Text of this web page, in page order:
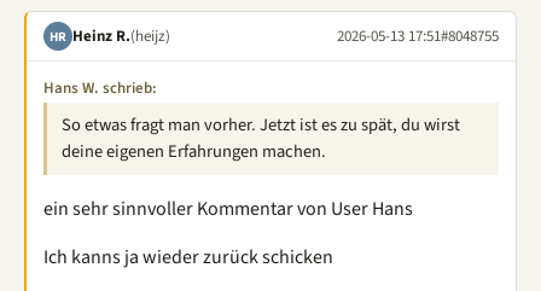
HR Heinz R.(heijz) 2026-05-13 17:51#8048755
Hans W. schrieb:
So etwas fragt man vorher. Jetzt ist es zu spät, du wirst
deine eigenen Erfahrungen machen.
ein sehr sinnvoller Kommentar von User Hans
Ich kanns ja wieder zurück schicken